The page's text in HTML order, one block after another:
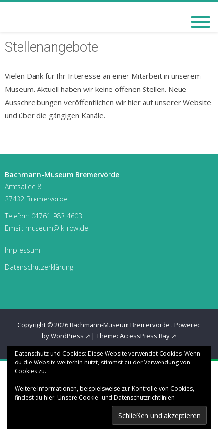
BREMERVÖRDE
Stellenangebote
Vielen Dank für Ihr Interesse an einer Mitarbeit in unserem
Museum. Aktuell haben wir keine offenen Stellen. Neue
Ausschreibungen veröffentlichen wir hier auf unserer Website
und über die gängigen Kanäle.
Bachmann-Museum Bremervörde
Amtsallee 8
27432 Bremervörde
Telefon: 04761-983 4603
Email: museum@lk-row.de
Impressum
Datenschutzerklärung
Copyright © 2026Bachmann-Museum Bremervörde . Powered
by WordPress
| Theme: AccessPress Ray
Datenschutz und Cookies: Diese Website verwendet Cookies. Wenn
du die Website weiterhin nutzt, stimmst du der Verwendung von
Cookies zu.
Weitere Informationen, beispielsweise zur Kontrolle von Cookies,
findest du hier: Unsere Cookie- und Datenschutzrichtlinien